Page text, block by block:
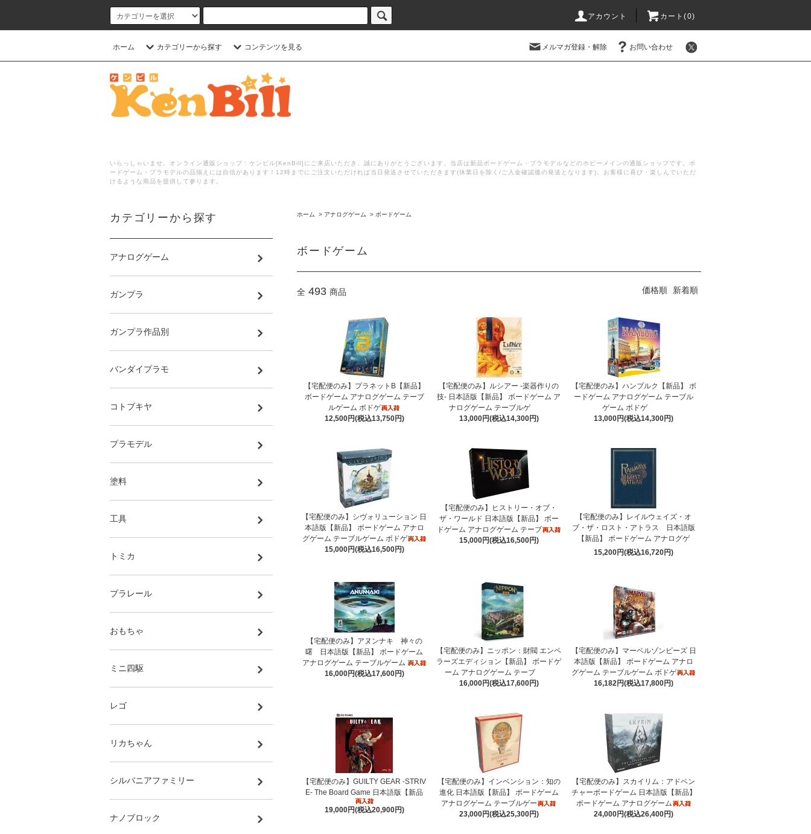
アカウント カート(0)
ホーム カテゴリーから探す コンテンツを見る メルマガ登録・解除 お問い合わせ
いらっしゃいませ。オンライン通販ショップ：ケンビル[KenBill]にご来店いただき、誠にありがとうございます。当店は新品ボードゲーム・プラモデルなどのホビーメインの通販ショップです。ボ
ードゲーム・プラモデルの品揃えには自信があります！12時までにご注文いただければ当日発送させていただきます(休業日を除く/ご入金確認後の発送となります)。お客様に喜び・楽しんでいただ
けるような商品を提供して参ります。
ホーム > アナログゲーム > ボードゲーム
ボードゲーム
全 493 商品 価格順 新着順
【宅配便のみ】プラネットB【新品】
ボードゲーム アナログゲーム テーブ
ルゲーム ボドゲ
12,500円(税込13,750円)
【宅配便のみ】ルシアー -楽器作りの
技- 日本語版【新品】 ボードゲーム ア
ナログゲーム テーブルゲ
13,000円(税込14,300円)
【宅配便のみ】ハンブルク【新品】 ボ
ードゲーム アナログゲーム テーブル
ゲーム ボドゲ
13,000円(税込14,300円)
【宅配便のみ】シヴォリューション 日
本語版【新品】 ボードゲーム アナロ
グゲーム テーブルゲーム ボドゲ
15,000円(税込16,500円)
【宅配便のみ】ヒストリー・オブ・
ザ・ワールド 日本語版【新品】 ボー
ドゲーム アナログゲーム テーブ
15,000円(税込16,500円)
【宅配便のみ】レイルウェイズ・オ
ブ・ザ・ロスト・アトラス 日本語版
【新品】 ボードゲーム アナログゲ
15,200円(税込16,720円)
【宅配便のみ】アヌンナキ 神々の
曙 日本語版【新品】 ボードゲーム
アナログゲーム テーブルゲーム
16,000円(税込17,600円)
【宅配便のみ】ニッポン：財閥 エンペ
ラーズエディション【新品】 ボードゲ
ーム アナログゲーム テーブ
16,000円(税込17,600円)
【宅配便のみ】マーベルゾンビーズ 日
本語版【新品】 ボードゲーム アナロ
グゲーム テーブルゲーム ボドゲ
16,182円(税込17,800円)
【宅配便のみ】GUILTY GEAR -STRIV
E- The Board Game 日本語版【新品
19,000円(税込20,900円)
【宅配便のみ】インベンション：知の
進化 日本語版【新品】 ボードゲーム
アナログゲーム テーブルゲー
23,000円(税込25,300円)
【宅配便のみ】スカイリム：アドベン
チャーボードゲーム 日本語版【新品】
ボードゲーム アナログゲーム
24,000円(税込26,400円)
カテゴリーから探す
アナログゲーム
ガンプラ
ガンプラ作品別
バンダイプラモ
コトブキヤ
プラモデル
塗料
工具
トミカ
プラレール
おもちゃ
ミニ四駆
レゴ
リカちゃん
シルバニアファミリー
ナノブロック